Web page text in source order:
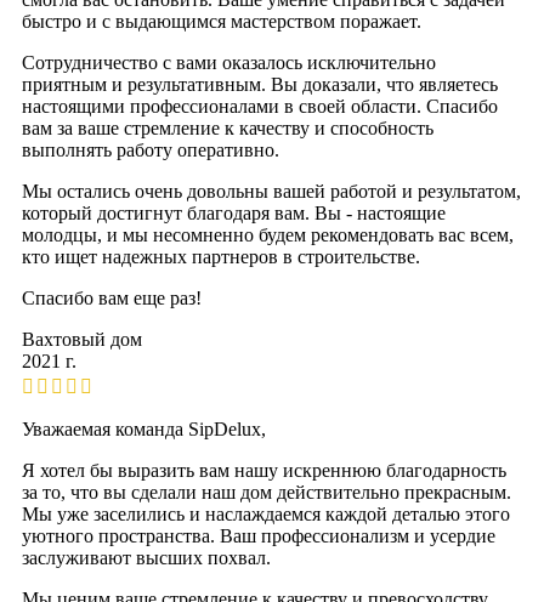
быстро и с выдающимся мастерством поражает.
Сотрудничество с вами оказалось исключительно
приятным и результативным. Вы доказали, что являетесь
настоящими профессионалами в своей области. Спасибо
вам за ваше стремление к качеству и способность
выполнять работу оперативно.
Мы остались очень довольны вашей работой и результатом,
который достигнут благодаря вам. Вы - настоящие
молодцы, и мы несомненно будем рекомендовать вас всем,
кто ищет надежных партнеров в строительстве.
Спасибо вам еще раз!
Вахтовый дом
2021 г.
Уважаемая команда SipDelux,
Я хотел бы выразить вам нашу искреннюю благодарность
за то, что вы сделали наш дом действительно прекрасным.
Мы уже заселились и наслаждаемся каждой деталью этого
уютного пространства. Ваш профессионализм и усердие
заслуживают высших похвал.